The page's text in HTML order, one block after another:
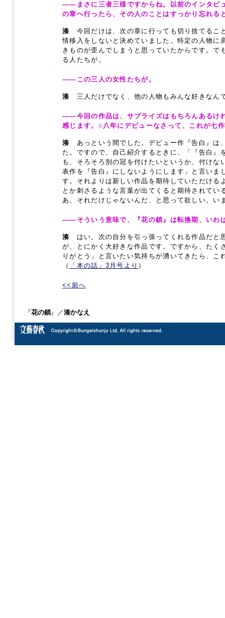
――まさに三者三様ですからね。以前のインタビ
の章へ行ったら、その人のことはすっかり忘れる
湊 今回だけは、次の章に行っても切り捨てるこ
情移入をしないと決めていました。特定の人物
きものが歪んでしまうと思っていたからです。
る人たちが。
――この三人の女性たちが。
湊 三人だけでなく、他の人物もみんな好きなん
――今回の作品は、サプライズはもちろんあるけ
感じます。○八年にデビューなさって、これが七
湊 あっという間でした。デビュー作『告白』は
た。ですので、自己紹介するときに、「『告白
も、そろそろ別の冠を付けたいというか、付け
表作を『告白』にしないようにします」と言い
す。それよりは新しい作品を期待していただけ
とか刺さるような言葉が出てくると期待されて
あ、それだけじゃないんだ、と思って欲しい。
――そういう意味で、『花の鎖』は転換期、いわ
湊 はい。次の自分を引っ張ってくれる作品だと
が、とにかく大好きな作品です。ですから、た
りがとう」と言いたい気持ちが湧いてきたら、こ
（
「本の話」3月号より ）
<<前へ
『花の鎖』／湊かなえ